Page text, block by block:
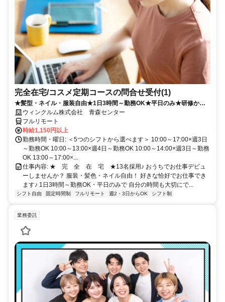
完全在宅/コスメ定期コースの問合せ受付(1)
★髪型・ネイル・服装自由★1日3時間～勤務OK★平日のみ★研修から
フルリモート！
ウィンクルム株式会社 青森センター
フルリモート
時給1,150円以上
勤務時間・曜日: ＜5つのシフトから選べます＞ 10:00～17:00×週3日
～勤務OK 10:00～13:00×週4日～勤務OK 10:00～14:00×週3日～勤務
OK 13:00～17:00×...
仕事内容: ★ 完 全 在 宅 ★13名採用♪ おうちでお仕事デビュ
ーしませんか？ 服装・髪色・ネイル自由！ 好きな恰好でお仕事でき
ます♪ 1日3時間～勤務OK・平日のみで 自分の時間も大切にで...
シフト自由 固定時間制 フルリモート 週2・3日からOK シフト制
業務委託